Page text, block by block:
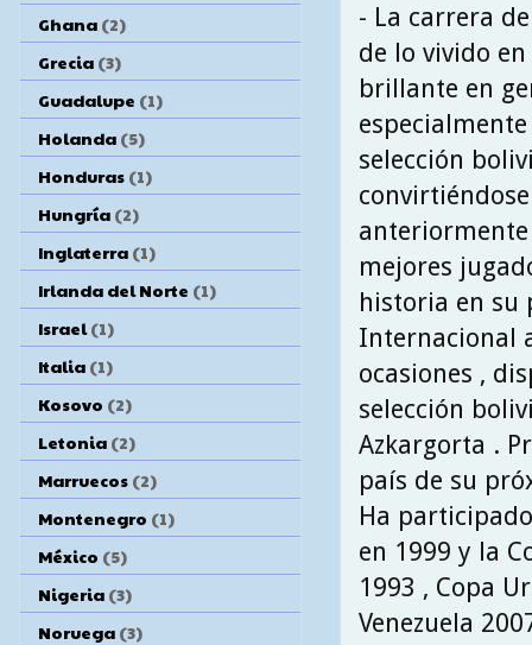
- La carrera
de lo vivido
brillante en
selección
mejores
historia en su
Internacional
ocasiones ,
selección
Azkargorta .
país de su
Ha
en 1999 y la
1993 , Copa
Venezuela
Ghana (2)
Grecia (3)
Guadalupe (1)
Holanda (5)
Honduras (1)
Hungría (2)
Inglaterra (1)
Irlanda del Norte (1)
Israel (1)
Italia (1)
Kosovo (2)
Letonia (2)
Marruecos (2)
Montenegro (1)
México (5)
Nigeria (3)
Noruega (3)